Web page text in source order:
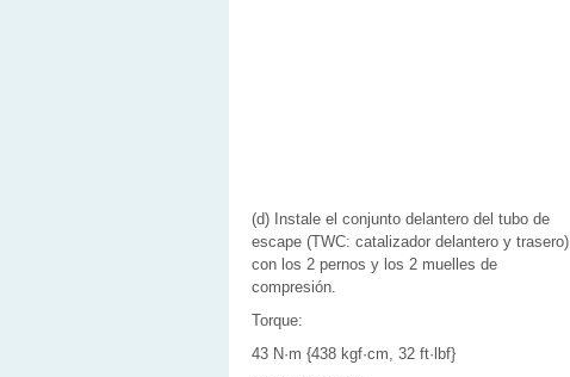
(d) Instale el conjunto delantero del tubo de
escape (TWC: catalizador delantero y trasero)
con los 2 pernos y los 2 muelles de
compresión.
Torque:
43 N·m {438 kgf·cm, 32 ft·lbf}